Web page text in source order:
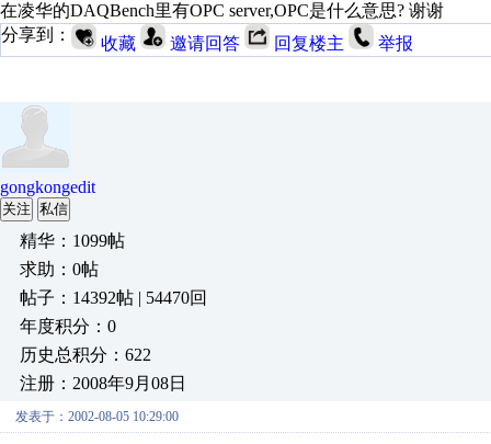
在凌华的DAQBench里有OPC server,OPC是什么意思? 谢谢
分享到：
收藏 邀请回答 回复楼主 举报
gongkongedit
关注 私信
精华：1099帖
求助：0帖
帖子：14392帖 | 54470回
年度积分：0
历史总积分：622
注册：2008年9月08日
发表于：2002-08-05 10:29:00